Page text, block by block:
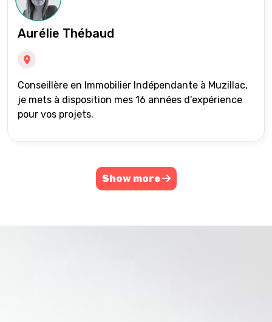
Aurélie Thébaud
Conseillère en Immobilier Indépendante à Muzillac,
je mets à disposition mes 16 années d'expérience
pour vos projets.
Show more